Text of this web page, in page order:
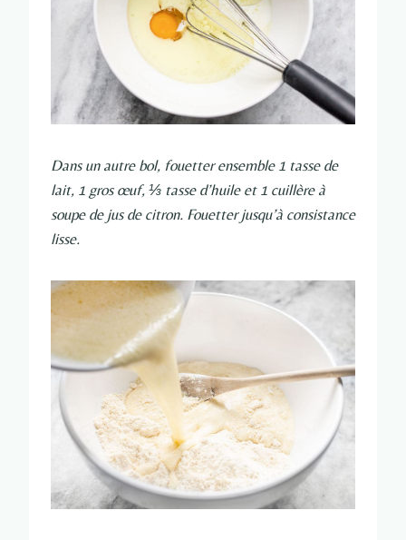
Dans un autre bol, fouetter ensemble 1 tasse de
lait, 1 gros œuf, ⅓ tasse d’huile et 1 cuillère à
soupe de jus de citron. Fouetter jusqu’à consistance
lisse.